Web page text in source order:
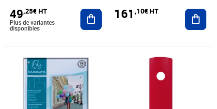
49,25€ HT
Plus de variantes
disponibles
Ajouter au panier
161 ,10€ HT
Prix 238,87€ HT Prix 11,90€ HT